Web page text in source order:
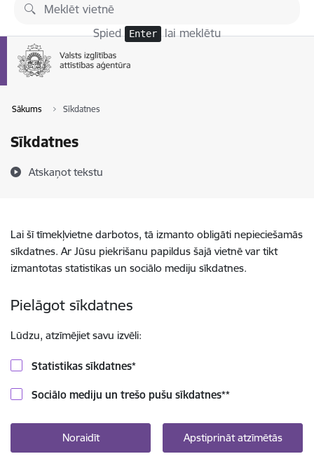
Pāriet uz lapas saturu
Spied Enter lai meklētu
Sākums Sīkdatnes
Sīkdatnes
Atskaņot tekstu
Lai šī tīmekļvietne darbotos, tā izmanto obligāti nepieciešamās
sīkdatnes. Ar Jūsu piekrišanu papildus šajā vietnē var tikt
izmantotas statistikas un sociālo mediju sīkdatnes.
Pielāgot sīkdatnes
Lūdzu, atzīmējiet savu izvēli:
Statistikas sīkdatnes*
Sociālo mediju un trešo pušu sīkdatnes**
Noraidīt Apstiprināt atzīmētās